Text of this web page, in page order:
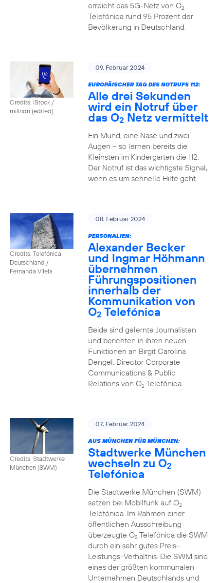
erreicht das 5G-Netz von O2
Telefónica rund 95 Prozent der
Bevölkerung in Deutschland.
Credits: iStock /
milindri (edited)
09. Februar 2024
EUROPÄISCHER TAG DES NOTRUFS 112:
Alle drei Sekunden
wird ein Notruf über
das O2 Netz vermittelt
Ein Mund, eine Nase und zwei
Augen – so lernen bereits die
Kleinsten im Kindergarten die 112.
Der Notruf ist das wichtigste Signal,
wenn es um schnelle Hilfe geht.
Credits: Telefónica
Deutschland /
Fernanda Vilela
08. Februar 2024
PERSONALIEN:
Alexander Becker
und Ingmar Höhmann
übernehmen
Führungspositionen
innerhalb der
Kommunikation von
O2 Telefónica
Beide sind gelernte Journalisten
und berichten in ihren neuen
Funktionen an Birgit Carolina
Dengel, Director Corporate
Communications & Public
Relations von O2Telefónica.
Credits: Stadtwerke
München (SWM)
07. Februar 2024
AUS MÜNCHEN FÜR MÜNCHEN:
Stadtwerke München
wechseln zu O2
Telefónica
Die Stadtwerke München (SWM)
setzen bei Mobilfunk auf O2
Telefónica. Im Rahmen einer
öffentlichen Ausschreibung
überzeugte O2Telefónica die SWM
durch ein sehr gutes Preis-
Leistungs-Verhältnis. Die SWM sind
eines der größten kommunalen
Unternehmen Deutschlands und